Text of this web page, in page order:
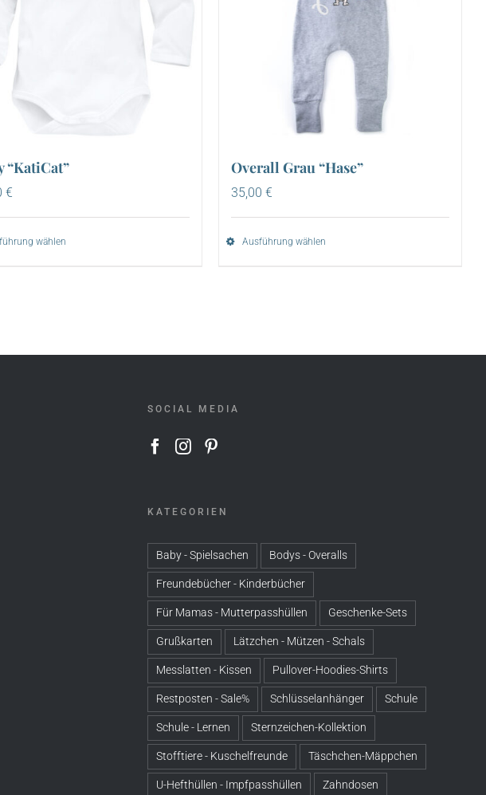
“KatiCat”
€
wählen
Overall Grau “Hase”
35,00 €
Ausführung wählen
SOCIAL MEDIA
KATEGORIEN
Baby - Spielsachen Bodys - Overalls
Freundebücher - Kinderbücher
Für Mamas - Mutterpasshüllen Geschenke-Sets
Grußkarten Lätzchen - Mützen - Schals
Messlatten - Kissen Pullover-Hoodies-Shirts
Restposten - Sale% Schlüsselanhänger Schule
Schule - Lernen Sternzeichen-Kollektion
Stofftiere - Kuschelfreunde Täschchen-Mäppchen
U-Hefthüllen - Impfpasshüllen Zahndosen